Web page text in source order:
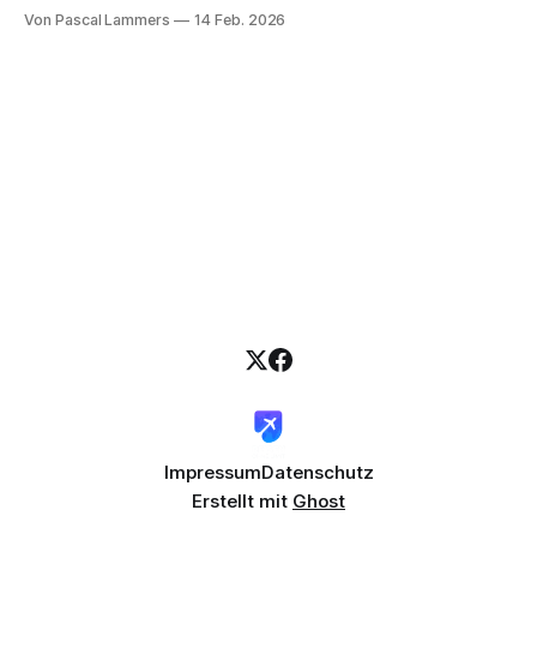
in wertvolle Prämienmeilen für Flüge, Upgrades und andere
Von Pascal Lammers 14 Feb. 2026
ImpressumDatenschutz
Erstellt mit Ghost